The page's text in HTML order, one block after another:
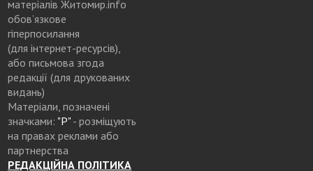
матеріалів Житомир.info
обов’язкове
гіперпосилання
(для інтернет-ресурсів),
або письмова згода
редакції (для друкованих
видань)
Матеріали, позначені
значками: "Р"- розміщують
на правах реклами або
партнерства
РЕДАКЦІЙНА ПОЛІТИКА